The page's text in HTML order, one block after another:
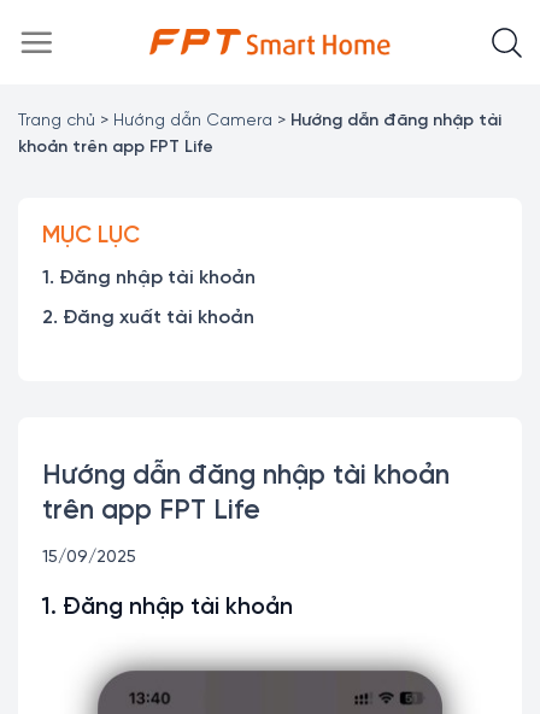
đến
Trang chủ > Hướng dẫn Camera > Hướng dẫn đăng nhập tài
khoản trên app FPT Life
Hướng dẫn đăng nhập tài khoản
trên app FPT Life
15/09/2025
1. Đăng nhập tài khoản
MỤC LỤC
1. Đăng nhập tài khoản
2. Đăng xuất tài khoản